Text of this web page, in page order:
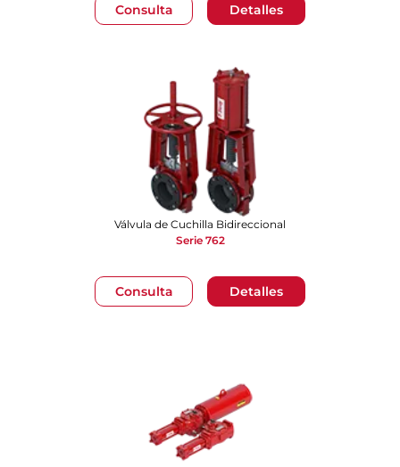
Consulta Detalles
Consulta Detalles
Válvula de Cuchilla Bidireccional
Serie 762